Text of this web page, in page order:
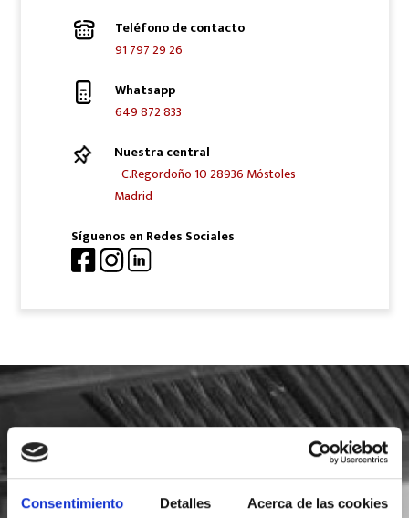
Consentimiento Detalles Acerca de las cookies
Teléfono de contacto
91 797 29 26
Whatsapp
649 872 833
Nuestra central
C.Regordoño 10 28936 Móstoles -
Madrid
Síguenos en Redes Sociales
SOLICITA INFORMACIÓN